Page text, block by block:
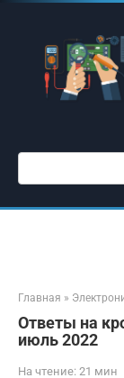
Перейти
контенту
Поиск:
Главная »
Ответы на
июль 2022
На чтение: 21 мин